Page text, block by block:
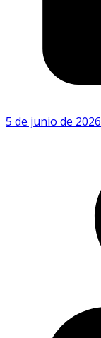
5 de junio de 2026